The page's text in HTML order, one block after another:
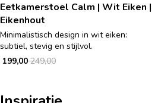
Eetkamerstoel Calm | Wit Eiken |
Eikenhout
Minimalistisch design in wit eiken:
subtiel, stevig en stijlvol.
249,00
199,00